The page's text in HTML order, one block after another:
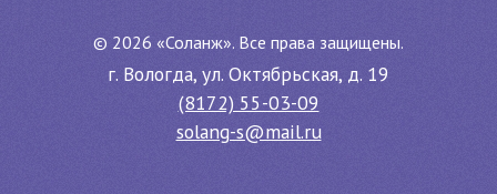
© 2026 «Соланж». Все права защищены.
г. Вологда, ул. Октябрьская, д. 19
(8172) 55-03-09
solang-s@mail.ru